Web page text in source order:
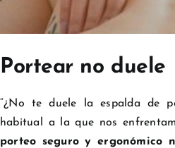
Portear no duele
“¿No te duele la espalda de
habitual a la que nos
porteo seguro y ergonómico